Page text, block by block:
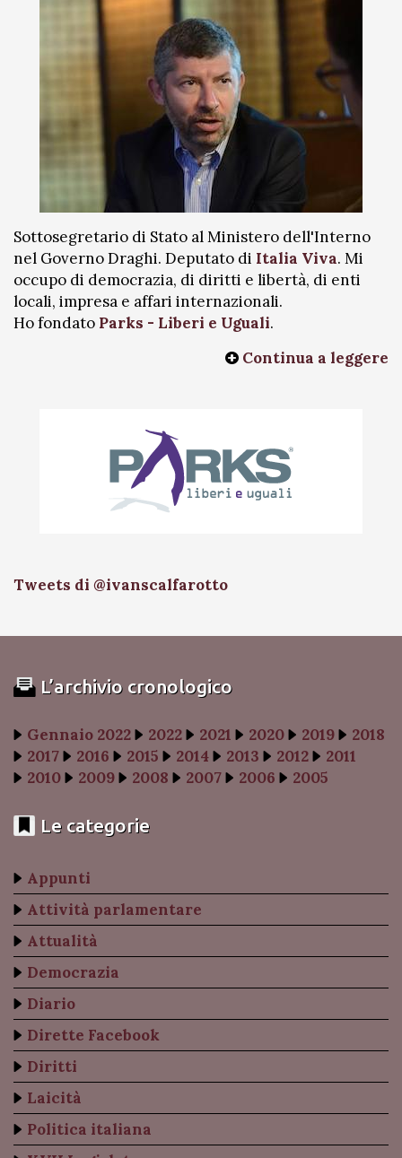
Sottosegretario di Stato al Ministero dell'Interno
nel Governo Draghi. Deputato di Italia Viva. Mi
occupo di democrazia, di diritti e libertà, di enti
locali, impresa e affari internazionali.
Ho fondato Parks - Liberi e Uguali.
Continua a leggere
Tweets di @ivanscalfarotto
L’archivio cronologico
Gennaio 2022 2022 2021 2020 2019
2018
2017
2016 2015 2014 2013 2012
2011
2010
2009 2008 2007 2006 2005
Le categorie
Appunti
Attività parlamentare
Attualità
Democrazia
Diario
Dirette Facebook
Diritti
Laicità
Politica italiana